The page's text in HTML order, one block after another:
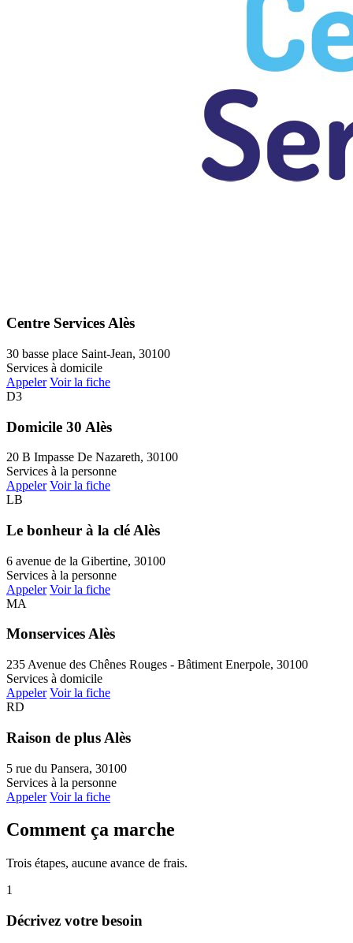
Centre Services Alès
30 basse place Saint-Jean, 30100
Services à domicile
Appeler Voir la fiche
D3
Domicile 30 Alès
20 B Impasse De Nazareth, 30100
Services à la personne
Appeler Voir la fiche
LB
Le bonheur à la clé Alès
6 avenue de la Gibertine, 30100
Services à la personne
Appeler Voir la fiche
MA
Monservices Alès
235 Avenue des Chênes Rouges - Bâtiment Enerpole, 30100
Services à domicile
Appeler Voir la fiche
RD
Raison de plus Alès
5 rue du Pansera, 30100
Services à la personne
Appeler Voir la fiche
Comment ça marche
Trois étapes, aucune avance de frais.
1
Décrivez votre besoin